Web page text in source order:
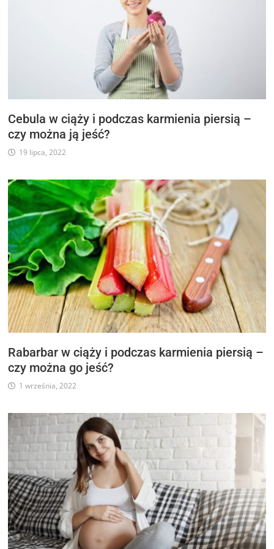
Cebula w ciąży i podczas karmienia piersią –
czy można ją jeść?
19 lipca, 2022
Rabarbar w ciąży i podczas karmienia piersią –
czy można go jeść?
1 września, 2022